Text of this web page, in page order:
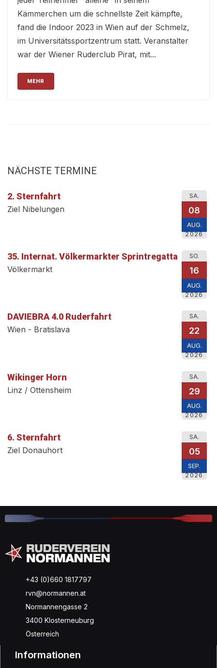
Kämmerchen um die schnellste Zeit kämpfte,
fand die Indoor 2023 in Wien auf der Schmelz,
im Universitätssportzentrum statt. Veranstalter
war der Wiener Ruderclub Pirat, mit...
MEHR
NÄCHSTE TERMINE
SA.
08
AUG.
2026
2. Sternfahrt
Ziel Nibelungen
SO.
16
AUG.
2026
35. Internat. Völkermarkter Sprintregatta
Völkermarkt
SA.
22
AUG.
2026
DAVIEBRA 4.0 Ruderfahrt
Wien - Bratislava
SA.
29
AUG.
2026
Wikinger Horn
Linz / Ottensheim
SA.
05
SEP.
2026
6. Sternfahrt
Ziel Donauhort
+43 (0)660 1817797
rvn@normannen.at
Normannengasse 2
3400 Klosterneuburg
Österreich
Informationen